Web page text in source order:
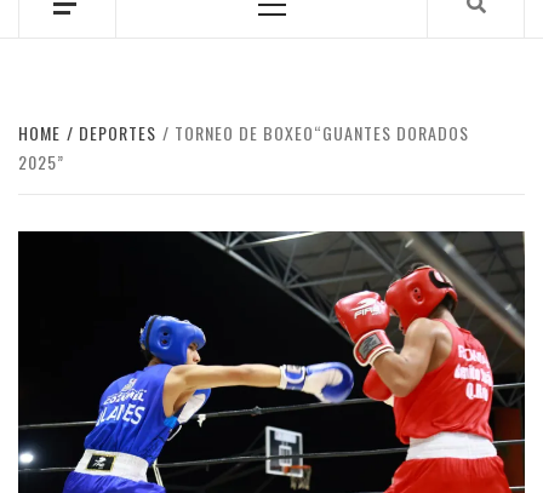
Menu
HOME DEPORTES
TORNEO DE BOXEO“GUANTES DORADOS
2025”